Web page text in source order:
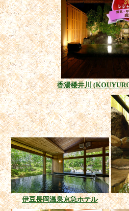
香湯楼井川
伊豆長岡温泉京急ホテル